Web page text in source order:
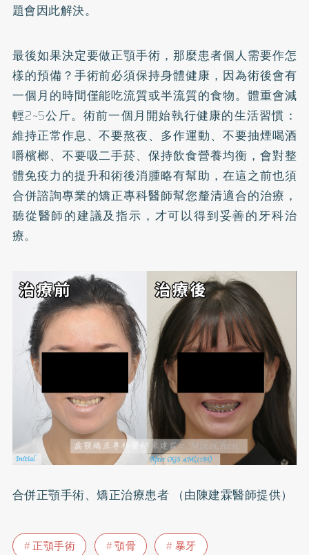
題會因此解決。
最後如果決定要做正顎手術，那麼患者個人需要作怎
樣的預備？手術前必須保持身體健康，因為術後會有
一個月的時間僅能吃流質或半流質的食物。體重會減
輕2~5公斤。術前一個月開始執行健康的生活習慣：
維持正常作息、不要熬夜、多作運動、不要抽煙喝酒
嚼檳榔、不要吸二手菸、保持飲食營養均衡，會對整
體免疫力的提升和術後消腫略有幫助，在這之前也須
合併諮詢專業的矯正專科醫師幫您釐清適合的治療，
聽從醫師的建議及指示，才可以得到妥善的牙科治
療。
合併正顎手術、矯正治療患者 （由陳建霖醫師提供）
正顎手術 顎骨 暴牙